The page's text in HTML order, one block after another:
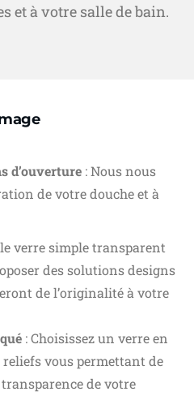
et à votre salle de bain.
d’ouverture : Nous nous
de votre douche et à
verre simple transparent
des solutions designs
de l’originalité à votre
: Choisissez un verre en
reliefs vous permettant de
de votre